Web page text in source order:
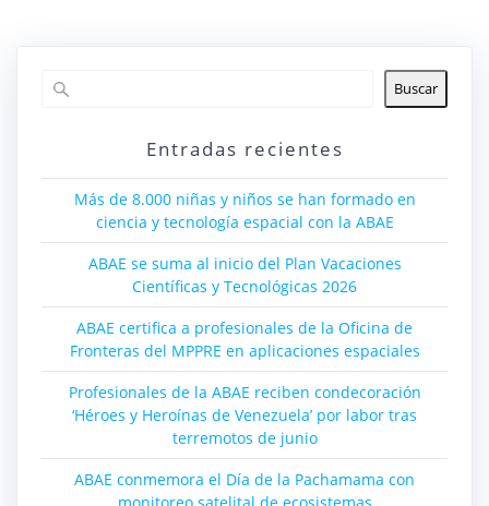
Buscar
Entradas recientes
Más de 8.000 niñas y niños se han formado en
ciencia y tecnología espacial con la ABAE
ABAE se suma al inicio del Plan Vacaciones
Científicas y Tecnológicas 2026
ABAE certifica a profesionales de la Oficina de
Fronteras del MPPRE en aplicaciones espaciales
Profesionales de la ABAE reciben condecoración
‘Héroes y Heroínas de Venezuela’ por labor tras
terremotos de junio
ABAE conmemora el Día de la Pachamama con